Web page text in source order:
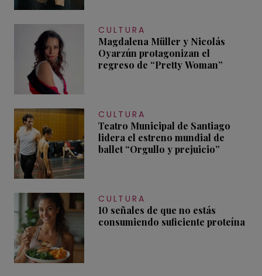
CULTURA
Magdalena Müller y Nicolás
Oyarzún protagonizan el
regreso de “Pretty Woman”
CULTURA
Teatro Municipal de Santiago
lidera el estreno mundial de
ballet “Orgullo y prejuicio”
CULTURA
10 señales de que no estás
consumiendo suficiente proteína